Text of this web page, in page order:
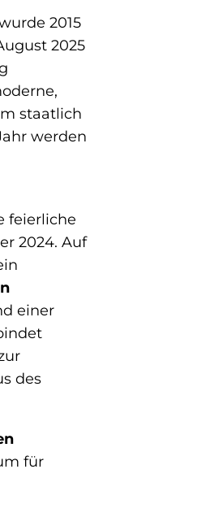
2015
2025
staatlich
werden
feierliche
2024. Auf
einer
des
für